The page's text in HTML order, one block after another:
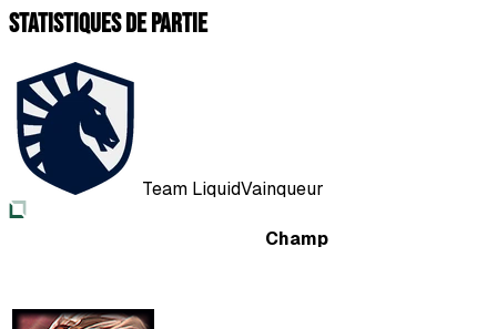
Statistiques de partie
Team LiquidVainqueur
Champ